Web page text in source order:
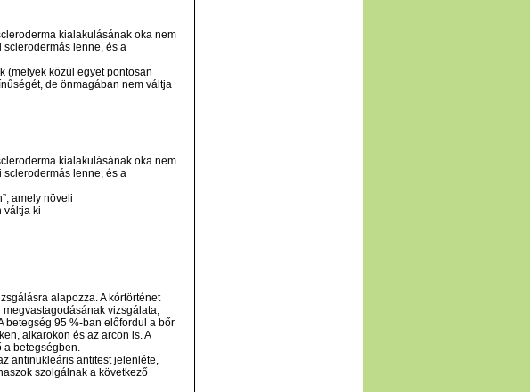
kialakulásának oka nem
sclerodermás lenne, és a
(melyek közül egyet pontosan
de önmagában nem váltja
kialakulásának oka nem
sclerodermás lenne, és a
amely növeli
váltja ki
alapozza. A kórtörténet
vizsgálata,
betegség 95 %-ban előfordul a bőr
alkarokon és az arcon is. A
betegségben.
antinukleáris antitest jelenléte,
szolgálnak a következő